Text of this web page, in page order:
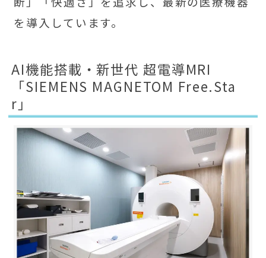
を導入しています。
AI機能搭載・新世代 超電導MRI
「SIEMENS MAGNETOM Free.Sta
r」